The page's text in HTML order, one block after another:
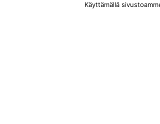
taitotasoilta.
Käyttämällä